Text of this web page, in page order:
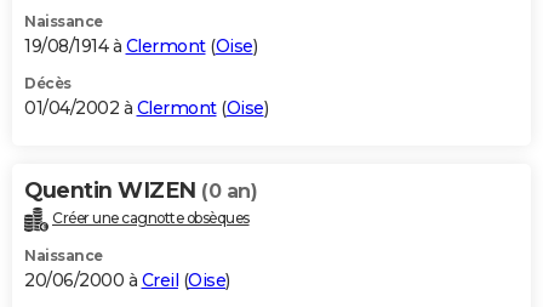
Naissance
19/08/1914 à Clermont(Oise)
Décès
01/04/2002 à Clermont(Oise)
Quentin WIZEN (0 an)
Créer une cagnotte obsèques
Naissance
20/06/2000 à Creil (Oise)